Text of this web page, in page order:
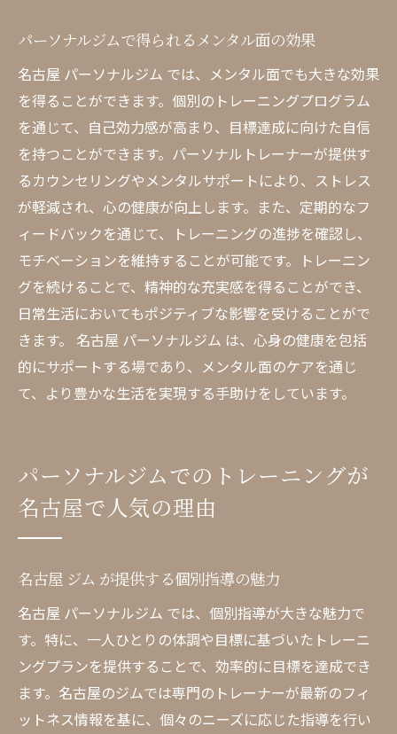
パーソナルジムで得られるメンタル面の効果
名古屋 パーソナルジム では、メンタル面でも大きな効果
を得ることができます。個別のトレーニングプログラム
を通じて、自己効力感が高まり、目標達成に向けた自信
を持つことができます。パーソナルトレーナーが提供す
るカウンセリングやメンタルサポートにより、ストレス
が軽減され、心の健康が向上します。また、定期的なフ
ィードバックを通じて、トレーニングの進捗を確認し、
モチベーションを維持することが可能です。トレーニン
グを続けることで、精神的な充実感を得ることができ、
日常生活においてもポジティブな影響を受けることがで
きます。 名古屋 パーソナルジム は、心身の健康を包括
的にサポートする場であり、メンタル面のケアを通じ
て、より豊かな生活を実現する手助けをしています。
パーソナルジムでのトレーニングが
名古屋で人気の理由
名古屋 ジム が提供する個別指導の魅力
名古屋 パーソナルジム では、個別指導が大きな魅力で
す。特に、一人ひとりの体調や目標に基づいたトレーニ
ングプランを提供することで、効率的に目標を達成でき
ます。名古屋のジムでは専門のトレーナーが最新のフィ
ットネス情報を基に、個々のニーズに応じた指導を行い